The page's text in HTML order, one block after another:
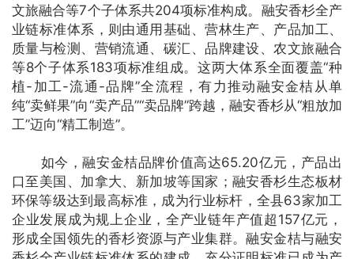
文旅融合等7个子体系共204项标准构成。融安香杉全产
业链标准体系，则由通用基础、营林生产、产品加工、
质量与检测、营销流通、碳汇、品牌建设、农文旅融合
等8个子体系183项标准组成。这两大体系全面覆盖“种
植-加工-流通-品牌”全流程，有力推动融安金桔从单
纯“卖鲜果”向“卖产品”“卖品牌”跨越，融安香杉从“粗放加
工”迈向“精工制造”。
如今，融安金桔品牌价值高达65.20亿元，产品出
口至美国、加拿大、新加坡等国家；融安香杉生态板材
环保等级达到最高标准，成为行业标杆，全县63家加工
企业发展成为规上企业，全产业链年产值超157亿元，
形成全国领先的香杉资源与产业集群。融安金桔与融安